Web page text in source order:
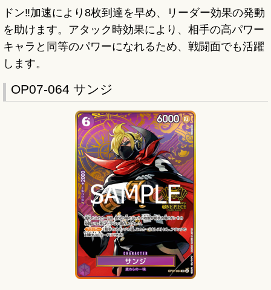
ドン‼加速により8枚到達を早め、リーダー効果の発動
を助けます。アタック時効果により、相手の高パワー
キャラと同等のパワーになれるため、戦闘面でも活躍
します。
OP07-064 サンジ